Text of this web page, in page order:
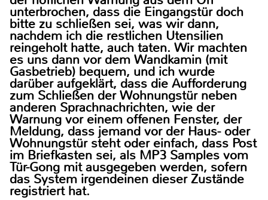
unterbrochen, dass die Eingangstür doch
bitte zu schließen sei, was wir dann,
nachdem ich die restlichen Utensilien
reingeholt hatte, auch taten. Wir machten
es uns dann vor dem Wandkamin (mit
Gasbetrieb) bequem, und ich wurde
darüber aufgeklärt, dass die Aufforderung
zum Schließen der Wohnungstür neben
anderen Sprachnachrichten, wie der
Warnung vor einem offenen Fenster, der
Meldung, dass jemand vor der Haus- oder
Wohnungstür steht oder einfach, dass Post
im Briefkasten sei, als MP3 Samples vom
Tür-Gong mit ausgegeben werden, sofern
das System irgendeinen dieser Zustände
registriert hat.